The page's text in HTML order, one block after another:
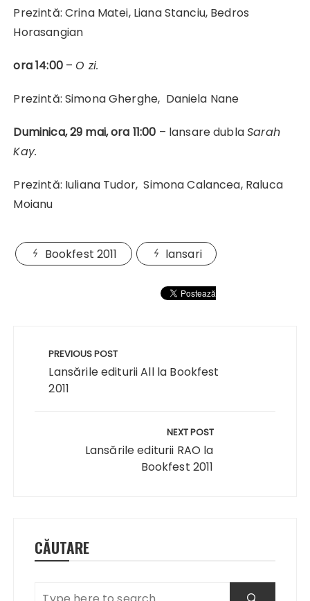
Prezintă: Crina Matei, Liana Stanciu, Bedros
Horasangian
ora 14:00–O zi.
Prezintă: Simona Gherghe, Daniela Nane
Duminica, 29 mai, ora 11:00 – lansare dublaSarah
Kay.
Prezintă: Iuliana Tudor, Simona Calancea, Raluca
Moianu
Bookfest 2011 lansari
articole
PREVIOUS POST
Lansările editurii All la Bookfest
2011
NEXT POST
Lansările editurii RAO la
Bookfest 2011
CĂUTARE